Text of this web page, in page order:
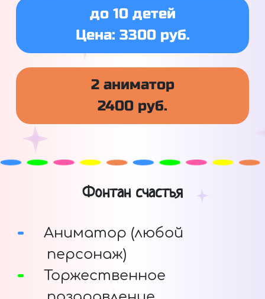
до 10 детей
Цена: 3300 руб.
2 аниматор
2400 руб.
Фонтан счастья
Аниматор (любой
персонаж)
Торжественное